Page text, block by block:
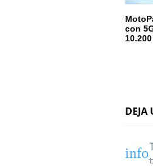
e
n
a
a
con
DEJA